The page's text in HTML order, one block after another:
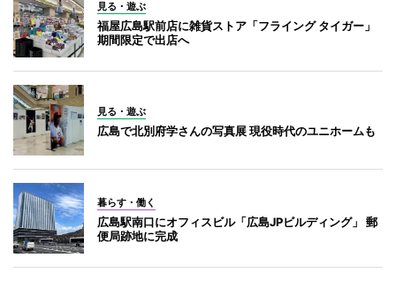
見る・遊ぶ
福屋広島駅前店に雑貨ストア「フライング タイガー」
期間限定で出店へ
見る・遊ぶ
広島で北別府学さんの写真展 現役時代のユニホームも
暮らす・働く
広島駅南口にオフィスビル「広島JPビルディング」 郵
便局跡地に完成